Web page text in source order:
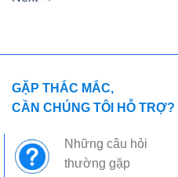
GẶP THẮC MẮC,
CẦN CHÚNG TÔI HỖ TRỢ?
Những câu hỏi
thường gặp